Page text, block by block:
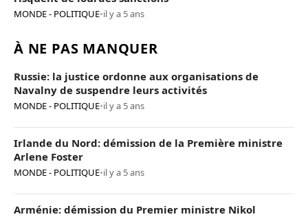
MONDE - POLITIQUE•il y a 5 ans
À NE PAS MANQUER
Russie: la justice ordonne aux organisations de
Navalny de suspendre leurs activités
MONDE - POLITIQUE•il y a 5 ans
Irlande du Nord: démission de la Première ministre
Arlene Foster
MONDE - POLITIQUE•il y a 5 ans
Arménie: démission du Premier ministre Nikol